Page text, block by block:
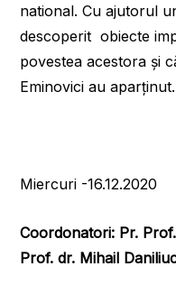
national. Cu ajutorul
descoperit obiecte
povestea acestora și
Eminovici au aparținut.
Miercuri -16.12.2020
Coordonatori: Pr.
Prof. dr. Mihail